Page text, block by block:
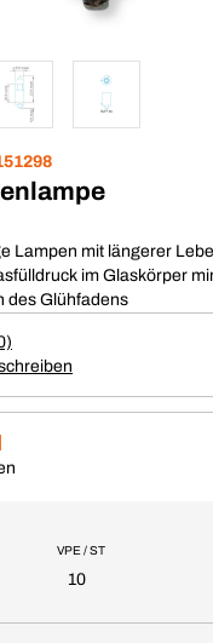
Lampen mit längerer
im Glaskörper
des Glühfadens
VPE / ST
10